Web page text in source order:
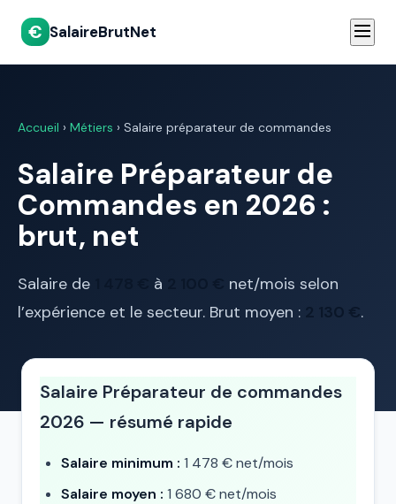
€ SalaireBrutNet
Accueil › Métiers › Salaire préparateur de commandes
Salaire Préparateur de
Commandes en 2026 :
brut, net
Salaire de à
net/mois selon
l’expérience et le secteur. Brut moyen :
.
Salaire Préparateur de commandes
2026 — résumé rapide
Salaire minimum : 1 478 € net/mois
Salaire moyen : 1 680 € net/mois